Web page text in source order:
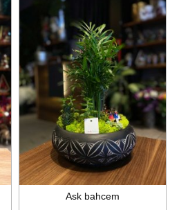
Ask bahcem